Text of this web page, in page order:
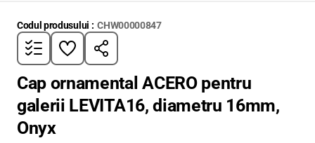
Codul produsului : CHW00000847
Cap ornamental ACERO pentru
galerii LEVITA16, diametru 16mm,
Onyx